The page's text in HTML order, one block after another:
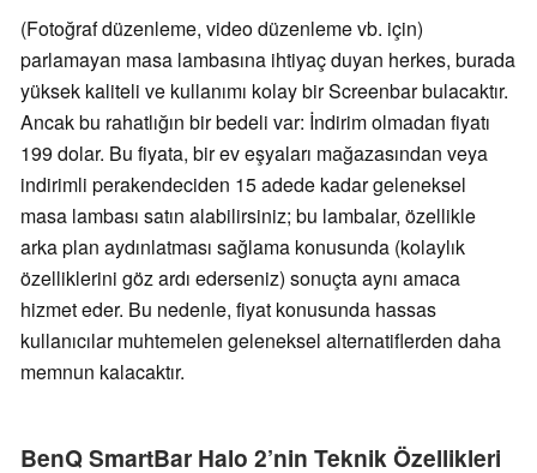
(Fotoğraf düzenleme, video düzenleme vb. için)
parlamayan masa lambasına ihtiyaç duyan herkes, burada
yüksek kaliteli ve kullanımı kolay bir Screenbar bulacaktır.
Ancak bu rahatlığın bir bedeli var: İndirim olmadan fiyatı
199 dolar. Bu fiyata, bir ev eşyaları mağazasından veya
indirimli perakendeciden 15 adede kadar geleneksel
masa lambası satın alabilirsiniz; bu lambalar, özellikle
arka plan aydınlatması sağlama konusunda (kolaylık
özelliklerini göz ardı ederseniz) sonuçta aynı amaca
hizmet eder. Bu nedenle, fiyat konusunda hassas
kullanıcılar muhtemelen geleneksel alternatiflerden daha
memnun kalacaktır.
BenQ SmartBar Halo 2’nin Teknik Özellikleri